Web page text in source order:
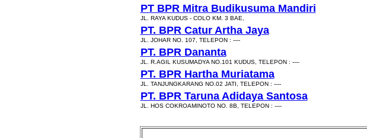
PT BPR Mitra Budikusuma Mandiri
JL. RAYA KUDUS - COLO KM. 3 BAE,
PT. BPR Catur Artha Jaya
JL. JOHAR NO. 107, TELEPON : ----
PT. BPR Dananta
JL. R.AGIL KUSUMADYA NO.101 KUDUS, TELEPON : ----
PT. BPR Hartha Muriatama
JL. TANJUNGKARANG NO.02 JATI, TELEPON : ----
PT. BPR Taruna Adidaya Santosa
JL. HOS COKROAMINOTO NO. 8B, TELEPON : ----